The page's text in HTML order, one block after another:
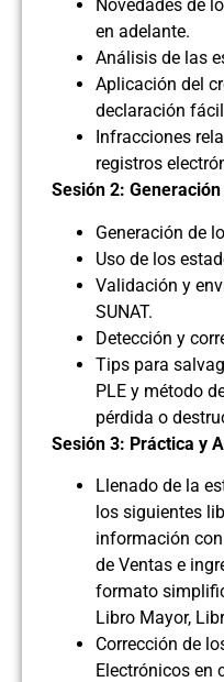
Novedades de
en adelante.
Análisis de las
Aplicación del
declaración
Infracciones
registros
Sesión 2:
Generación de
Uso de los
Validación y
SUNAT.
Detección y
Tips para
PLE y método
pérdida o
Sesión 3: Práctica y
Llenado de la
los siguientes
información
de Ventas e
formato
Libro Mayor,
Corrección de
Electrónicos en